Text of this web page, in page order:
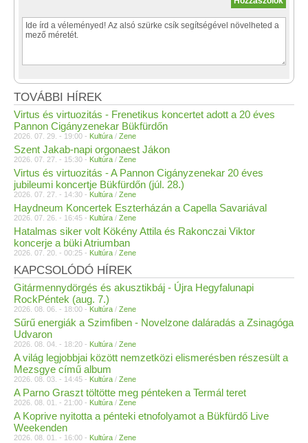
TOVÁBBI HÍREK
Virtus és virtuozitás - Frenetikus koncertet adott a 20 éves
Pannon Cigányzenekar Bükfürdőn
2026. 07. 29. - 19:00 - Kultúra / Zene
Szent Jakab-napi orgonaest Jákon
2026. 07. 27. - 15:30 - Kultúra / Zene
Virtus és virtuozitás - A Pannon Cigányzenekar 20 éves
jubileumi koncertje Bükfürdőn (júl. 28.)
2026. 07. 27. - 14:30 - Kultúra / Zene
Haydneum Koncertek Eszterházán a Capella Savariával
2026. 07. 26. - 16:45 - Kultúra / Zene
Hatalmas siker volt Kökény Attila és Rakonczai Viktor
koncerje a büki Atriumban
2026. 07. 20. - 00:25 - Kultúra / Zene
KAPCSOLÓDÓ HÍREK
Gitármennydörgés és akusztikbáj - Újra Hegyfalunapi
RockPéntek (aug. 7.)
2026. 08. 06. - 18:00 - Kultúra / Zene
Sűrű energiák a Szimfiben - Novelzone daláradás a Zsinagóga
Udvaron
2026. 08. 04. - 18:20 - Kultúra / Zene
A világ legjobbjai között nemzetközi elismerésben részesült a
Mezsgye című album
2026. 08. 03. - 14:45 - Kultúra / Zene
A Parno Graszt töltötte meg pénteken a Termál teret
2026. 08. 01. - 21:00 - Kultúra / Zene
A Koprive nyitotta a pénteki etnofolyamot a Bükfürdő Live
Weekenden
2026. 08. 01. - 16:00 - Kultúra / Zene